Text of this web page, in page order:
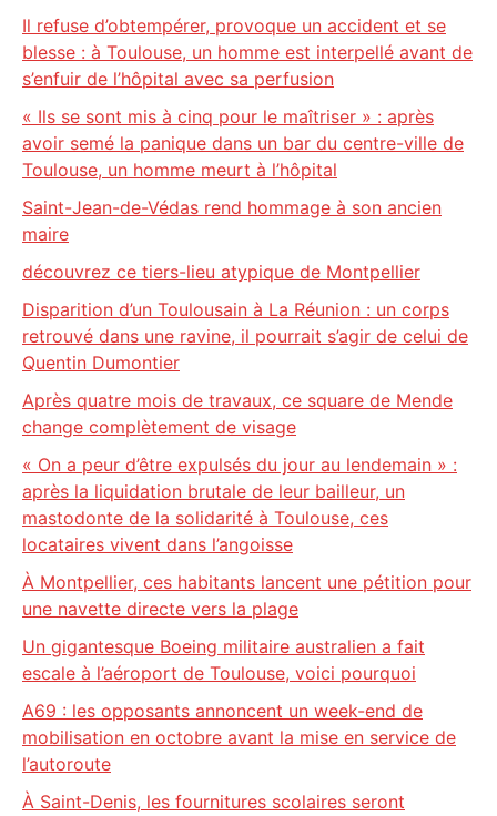
Il refuse d’obtempérer, provoque un accident et se
blesse : à Toulouse, un homme est interpellé avant de
s’enfuir de l’hôpital avec sa perfusion
« Ils se sont mis à cinq pour le maîtriser » : après
avoir semé la panique dans un bar du centre-ville de
Toulouse, un homme meurt à l’hôpital
Saint-Jean-de-Védas rend hommage à son ancien
maire
découvrez ce tiers-lieu atypique de Montpellier
Disparition d’un Toulousain à La Réunion : un corps
retrouvé dans une ravine, il pourrait s’agir de celui de
Quentin Dumontier
Après quatre mois de travaux, ce square de Mende
change complètement de visage
« On a peur d’être expulsés du jour au lendemain » :
après la liquidation brutale de leur bailleur, un
mastodonte de la solidarité à Toulouse, ces
locataires vivent dans l’angoisse
À Montpellier, ces habitants lancent une pétition pour
une navette directe vers la plage
Un gigantesque Boeing militaire australien a fait
escale à l’aéroport de Toulouse, voici pourquoi
A69 : les opposants annoncent un week-end de
mobilisation en octobre avant la mise en service de
l’autoroute
À Saint-Denis, les fournitures scolaires seront